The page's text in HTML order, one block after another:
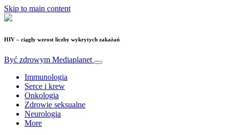
Skip to main content
HIV – ciągły wzrost liczby wykrytych zakażań
Być zdrowym Mediaplanet
Immunologia
Serce i krew
Onkologia
Zdrowie seksualne
Neurologia
More